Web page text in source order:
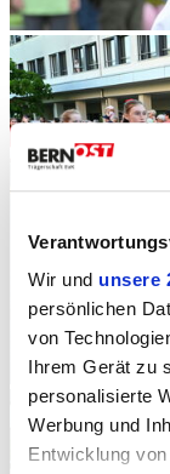
Wir und unsere
persönlichen
von
Ihrem Gerät zu
personalisierte
Werbung und
Entwicklung